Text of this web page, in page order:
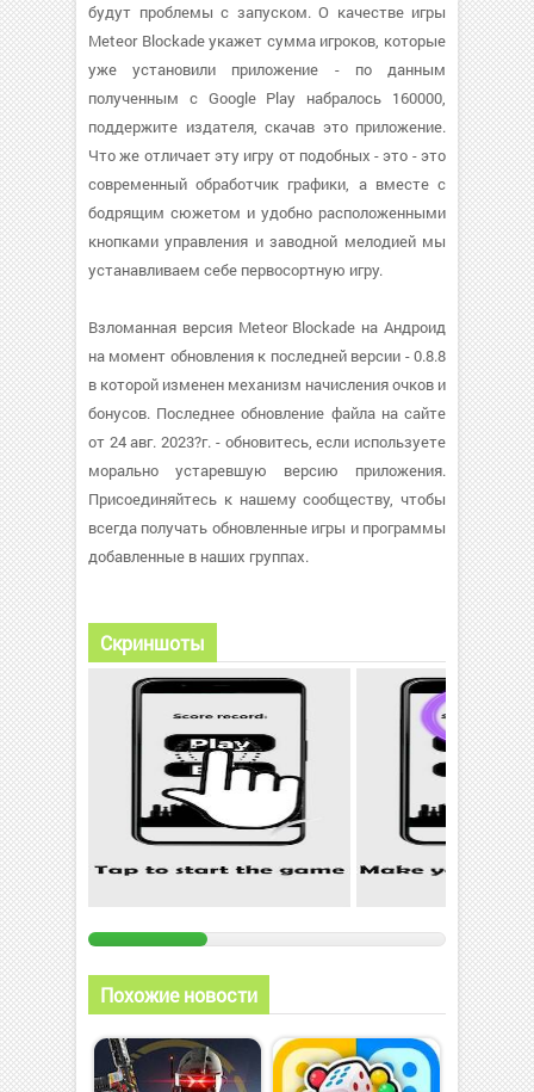
будут проблемы с запуском. О качестве игры
Meteor Blockade укажет сумма игроков, которые
уже установили приложение - по данным
полученным с Google Play набралось 160000,
поддержите издателя, скачав это приложение.
Что же отличает эту игру от подобных - это - это
современный обработчик графики, а вместе с
бодрящим сюжетом и удобно расположенными
кнопками управления и заводной мелодией мы
устанавливаем себе первосортную игру.
Взломанная версия Meteor Blockade на Андроид
на момент обновления к последней версии - 0.8.8
в которой изменен механизм начисления очков и
бонусов. Последнее обновление файла на сайте
от 24 авг. 2023?г. - обновитесь, если используете
морально устаревшую версию приложения.
Присоединяйтесь к нашему сообществу, чтобы
всегда получать обновленные игры и программы
добавленные в наших группах.
Скриншоты
Похожие новости